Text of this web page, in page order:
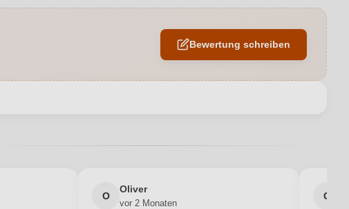
Edelstahltank
Erich Ferckel
Bewertung schreiben
O
Oliver
vor 2 Monaten
G